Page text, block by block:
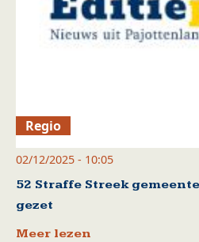
Regio
02/12/2025 - 10:05
52 Straffe Streek
gezet
Meer lezen